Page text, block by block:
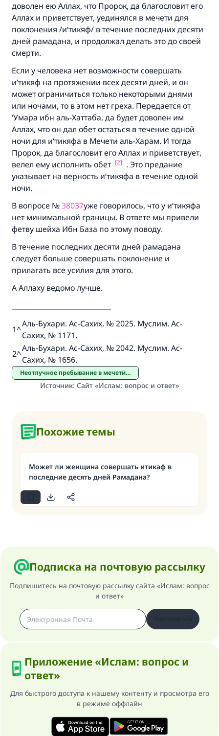
доволен ею Аллах, что Пророк, да благословит его
Аллах и приветствует, уединялся в мечети для
поклонения /и‘тикяф/ в течение последних десяти
дней рамадана, и продолжал делать это до своей
смерти.
Если у человека нет возможности совершать
и‘тикяф на протяжении всех десяти дней, и он
может ограничиться только некоторыми днями
или ночами, то в этом нет греха. Передается от
‘Умара ибн аль-Хаттаба, да будет доволен им
Аллах, что он дал обет остаться в течение одной
ночи для и‘тикяфа в Мечети аль-Харам. И тогда
Пророк, да благословит его Аллах и приветствует,
велел ему исполнить обет [2] . Это предание
указывает на верность и‘тикяфа в течение одной
ночи.
В вопросе №38037уже говорилось, что у и‘тикяфа
нет минимальной границы. В ответе мы привели
фетву шейха Ибн База по этому поводу.
В течение последних десяти дней рамадана
следует больше совершать поклонение и
прилагать все усилия для этого.
А Аллаху ведомо лучше.
^
1
Аль-Бухари. Ас-Сахих, № 2025. Муслим. Ас-
Сахих, № 1171.
^
2
Аль-Бухари. Ас-Сахих, № 2042. Муслим. Ас-
Сахих, № 1656.
Неотлучное пребывание в мечети /итикяф/
Источник: Сайт «Ислам: вопрос и ответ»
Похожие темы
Может ли женщина совершать итикаф в
последние десять дней Рамадана?
Подписка на почтовую рассылку
Подпишитесь на почтовую рассылку сайта «Ислам: вопрос
и ответ»
Приложение «Ислам: вопрос и
ответ»
Для быстрого доступа к нашему контенту и просмотра его
в режиме оффлайн
Ответ № 110845 помог сохранить
Помогите нам предоставить ответы Умме
Посланник Аллаха, мир ему и
благословение, сказал:
«Указавшему на благое (полагается) такая
же награда как и совершившему его»
(МУСЛИМ, № 1893).
Участвуйте сейчас!